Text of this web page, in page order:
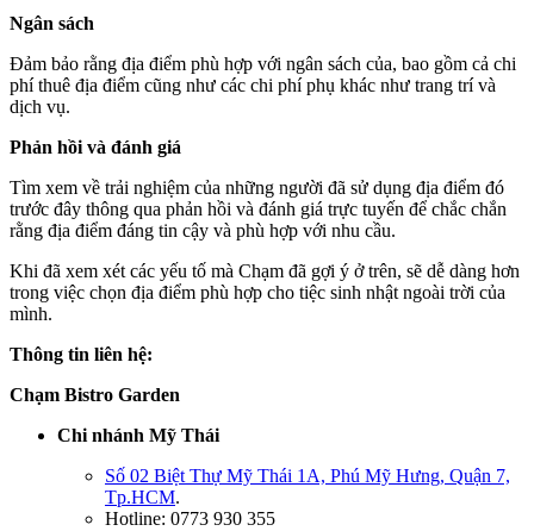
Ngân sách
Đảm bảo rằng địa điểm phù hợp với ngân sách của, bao gồm cả chi
phí thuê địa điểm cũng như các chi phí phụ khác như trang trí và
dịch vụ.
Phản hồi và đánh giá
Tìm xem về trải nghiệm của những người đã sử dụng địa điểm đó
trước đây thông qua phản hồi và đánh giá trực tuyến để chắc chắn
rằng địa điểm đáng tin cậy và phù hợp với nhu cầu.
Khi đã xem xét các yếu tố mà Chạm đã gợi ý ở trên, sẽ dễ dàng hơn
trong việc chọn địa điểm phù hợp cho tiệc sinh nhật ngoài trời của
mình.
Thông tin liên hệ:
Chạm Bistro Garden
Chi nhánh Mỹ Thái
Số 02 Biệt Thự Mỹ Thái 1A, Phú Mỹ Hưng, Quận 7,
Tp.HCM.
Hotline: 0773 930 355